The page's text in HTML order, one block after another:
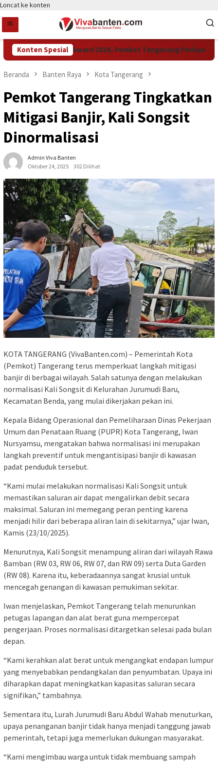
Loncat ke konten
Konten Spesial
Raih LPM Award 2026, Pemkot Tangerang Perkuat
Beranda Banten Raya Kota Tangerang
Pemkot Tangerang Tingkatkan
Mitigasi Banjir, Kali Songsit
Dinormalisasi
Admin Viva Banten
Oktober 24, 2025
302 Dilihat
KOTA TANGERANG (VivaBanten.com) – Pemerintah Kota
(Pemkot) Tangerang terus memperkuat langkah mitigasi
banjir di berbagai wilayah. Salah satunya dengan melakukan
normalisasi Kali Songsit di Kelurahan Jurumudi Baru,
Kecamatan Benda, yang mulai dikerjakan pekan ini.
Kepala Bidang Operasional dan Pemeliharaan Dinas Pekerjaan
Umum dan Penataan Ruang (PUPR) Kota Tangerang, Iwan
Nursyamsu, mengatakan bahwa normalisasi ini merupakan
langkah preventif untuk mengantisipasi banjir di kawasan
padat penduduk tersebut.
“Kami mulai melakukan normalisasi Kali Songsit untuk
memastikan saluran air dapat mengalirkan debit secara
maksimal. Saluran ini memegang peran penting karena
menjadi hilir dari beberapa aliran lain di sekitarnya,” ujar Iwan,
Kamis (23/10/2025).
Menurutnya, Kali Songsit menampung aliran dari wilayah Rawa
Bamban (RW 03, RW 06, RW 07, dan RW 09) serta Duta Garden
(RW 08). Karena itu, keberadaannya sangat krusial untuk
mencegah genangan di kawasan pemukiman sekitar.
Iwan menjelaskan, Pemkot Tangerang telah menurunkan
petugas lapangan dan alat berat guna mempercepat
pengerjaan. Proses normalisasi ditargetkan selesai pada bulan
depan.
“Kami kerahkan alat berat untuk mengangkat endapan lumpur
yang menyebabkan pendangkalan dan penyumbatan. Upaya ini
diharapkan dapat meningkatkan kapasitas saluran secara
signifikan,” tambahnya.
Sementara itu, Lurah Jurumudi Baru Abdul Wahab menuturkan,
upaya penanganan banjir tidak hanya menjadi tanggung jawab
pemerintah, tetapi juga memerlukan dukungan masyarakat.
“Kami mengimbau warga untuk tidak membuang sampah